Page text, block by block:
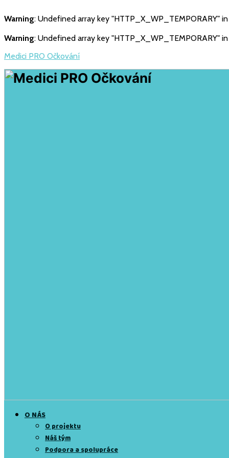
Warning: Undefined array key "HTTP_X_WP_TEMPORARY"
Warning: Undefined array key "HTTP_X_WP_TEMPORARY"
Medici PRO Očkování
O NÁS
O projektu
Náš tým
Podpora a spolupráce